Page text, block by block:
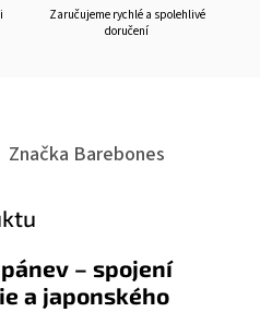
Zaručujeme rychlé a spolehlivé
doručení
Značka Barebones
– spojení
a japonského